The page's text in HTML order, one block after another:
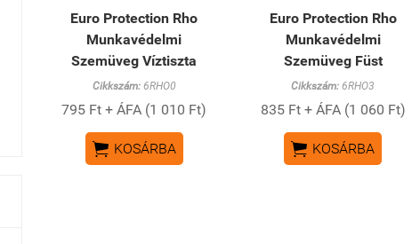
Euro Protection Rho
Munkavédelmi
Szemüveg Víztiszta
Cikkszám:6RHO0
795 Ft + ÁFA (1 010 Ft)
 KOSÁRBA
Euro Protection Rho
Munkavédelmi
Szemüveg Füst
Cikkszám: 6RHO3
835 Ft + ÁFA (1 060 Ft)
 KOSÁRBA